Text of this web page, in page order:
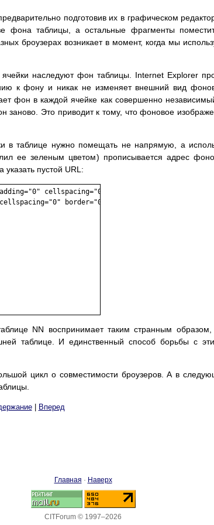
подготовив их в графическом
фона таблицы, а остальные фрагменты
броузерах возникает в момент, когда мы
наследуют фон таблицы. Internet Explorer
к фону и никак не изменяет внешний вид
фон в каждой ячейке как совершенно
Это приводит к тому, что фоновое
в таблице нужно помещать не напрямую, а
ее зеленым цветом) прописывается адрес
указать пустой URL:
cellspacing="0" border="0"><tr><td>
border="0">
NN воспринимает таким странным образом,
таблице. И единственный способ борьбы с
цикл о совместимости броузеров. А в
| Вперед
Главная · Наверх
CITForum © 1997–2026